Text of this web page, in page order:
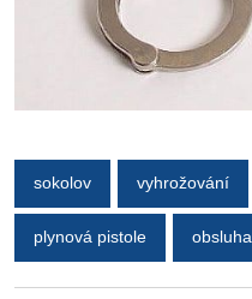
sokolov vyhrožování
plynová pistole obsluha